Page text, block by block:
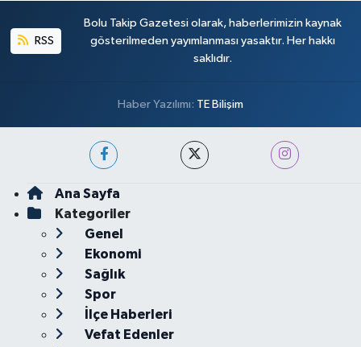
RSS
Bolu Takip Gazetesi olarak, haberlerimizin kaynak
gösterilmeden yayımlanması yasaktır. Her hakkı
saklıdır.
Haber Yazılımı: TE Bilişim
Ana Sayfa
Kategoriler
Genel
Ekonomi
Sağlık
Spor
İlçe Haberleri
Vefat Edenler